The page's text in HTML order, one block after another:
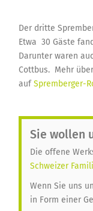
Der dritte
Etwa 30 Gäste
Darunter waren
Cottbus. Mehr
aufSpremberger-
Sie wollen
Die offene
Schweizer
Wenn Sie uns
in Form einer